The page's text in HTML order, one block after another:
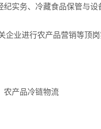
实务、冷藏食品保管与设
业进行农产品营销等顶岗
产品冷链物流